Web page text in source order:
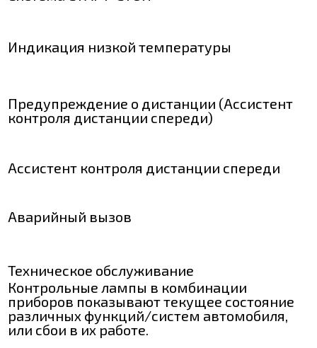
Индикация низкой температуры
Предупреждение о дистанции (Ассистент
контроля дистанции спереди)
Ассистент контроля дистанции спереди
Аварийный вызов
Техническое обслуживание
Контрольные лампы в комбинации
приборов показывают текущее состояние
различных функций/систем автомобиля,
или сбои в их работе.